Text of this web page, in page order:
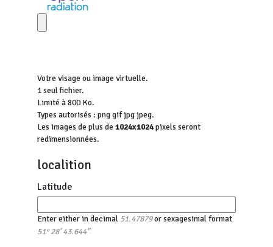
Votre visage ou image virtuelle.
1 seul fichier.
Limité à 800 Ko.
Types autorisés : png gif jpg jpeg.
Les images de plus de 1024x1024pixels seront
redimensionnées.
localition
Latitude
Enter either in decimal 51.47879or sexagesimal format
51° 28' 43.644"